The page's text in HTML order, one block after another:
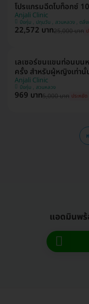
โปรแกรมฉีดโบท็อกซ์
Anjali Clinic
บึงกุ่ม , ปทุมวัน , สว
22,572 บาท25,000 บาท
เลเซอร์ขนแขนท่อนบน
ครั้ง สำหรับผู้หญิงเท่านั้
Anjali Clinic
บึงกุ่ม , สวนหลวง
969 บาท5,000 บาท ประหยั
แอดมินพ